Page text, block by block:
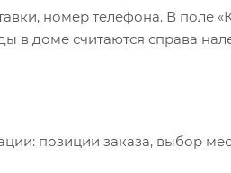
номер телефона. В поле
в доме считаются справа
позиции заказа, выбор